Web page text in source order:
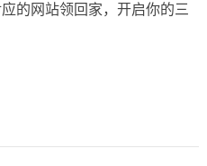
的网站领回家，开启你的三